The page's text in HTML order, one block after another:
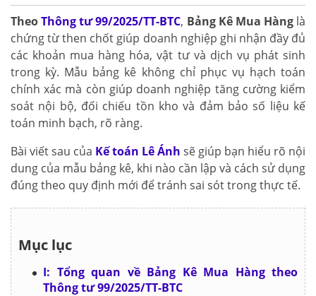
TheoThông tư 99/2025/TT-BTC, Bảng Kê Mua Hànglà
chứng từ then chốt giúp doanh nghiệp ghi nhận đầy đủ
các khoản mua hàng hóa, vật tư và dịch vụ phát sinh
trong kỳ. Mẫu bảng kê không chỉ phục vụ hạch toán
chính xác mà còn giúp doanh nghiệp tăng cường kiểm
soát nội bộ, đối chiếu tồn kho và đảm bảo số liệu kế
toán minh bạch, rõ ràng.
Bài viết sau của Kế toán Lê Ánh sẽ giúp bạn hiểu rõ nội
dung của mẫu bảng kê, khi nào cần lập và cách sử dụng
đúng theo quy định mới để tránh sai sót trong thực tế.
Mục lục
I: Tổng quan về Bảng Kê Mua Hàng theo
Thông tư 99/2025/TT-BTC